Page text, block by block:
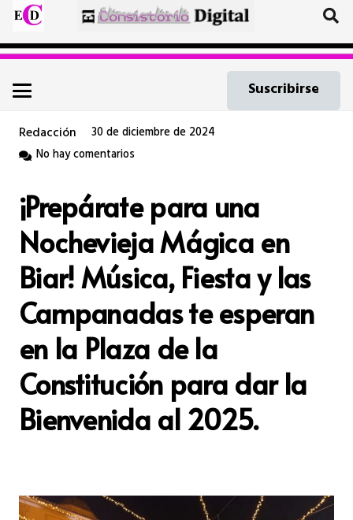
Suscribirse
Redacción
30 de diciembre de 2024
No hay comentarios
¡Prepárate para una
Nochevieja Mágica en
Biar! Música, Fiesta y las
Campanadas te esperan
en la Plaza de la
Constitución para dar la
Bienvenida al 2025.